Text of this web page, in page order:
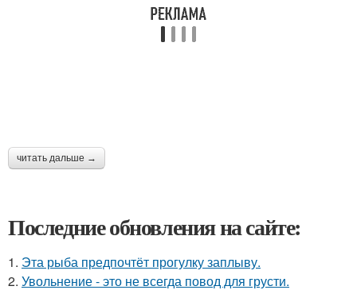
читать дальше →
Последние обновления на сайте:
1. Эта рыба предпочтёт прогулку заплыву.
2. Увольнение - это не всегда повод для грусти.